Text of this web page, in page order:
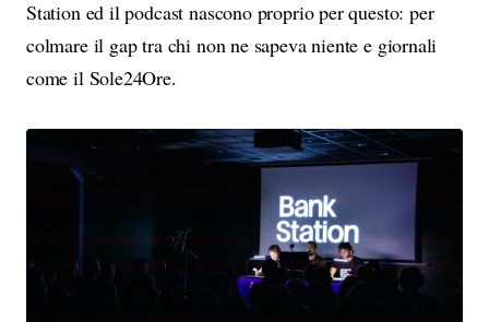
Station ed il podcast nascono proprio per questo: per
colmare il gap tra chi non ne sapeva niente e giornali
come il Sole24Ore.